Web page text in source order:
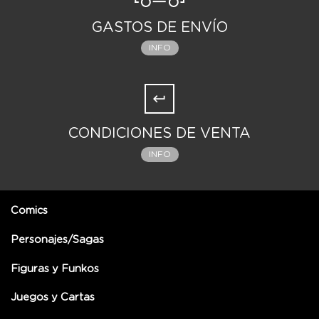
GASTOS DE ENVÍO
INFO
CONDICIONES DE VENTA
INFO
Comics
Personajes/Sagas
Figuras y Funkos
Juegos y Cartas